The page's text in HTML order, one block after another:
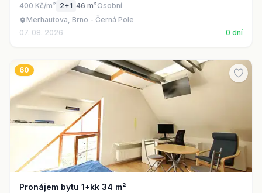
400 Kč/m² 2+1 46 m²Osobní
Merhautova, Brno - Černá Pole
07. 08. 2026
0 dní
60
Pronájem bytu 1+kk 34 m²